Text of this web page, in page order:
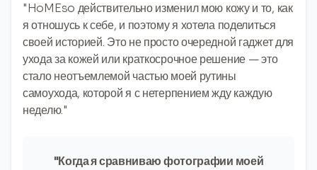
"HoMEso действительно изменил мою кожу и то, как
я отношусь к себе, и поэтому я хотела поделиться
своей историей. Это не просто очередной гаджет для
ухода за кожей или краткосрочное решение — это
стало неотъемлемой частью моей рутины
самоухода, которой я с нетерпением жду каждую
неделю."
"Когда я сравниваю фотографии моей